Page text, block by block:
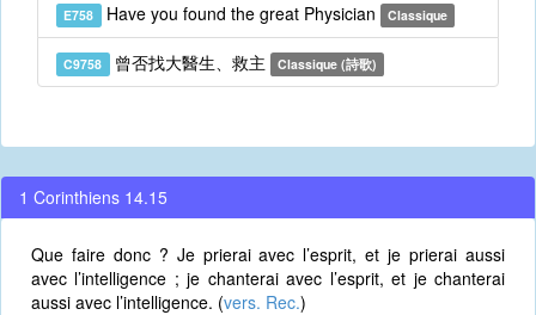
E758 Have you found the great Physician Classique
C9758 曾否找大醫生、救主 Classique (詩歌)
1 Corinthiens 14.15
Que faire donc ? Je prierai avec l’esprit, et je prierai aussi
avec l’intelligence ; je chanterai avec l’esprit, et je chanterai
aussi avec l’intelligence. (vers. Rec.)